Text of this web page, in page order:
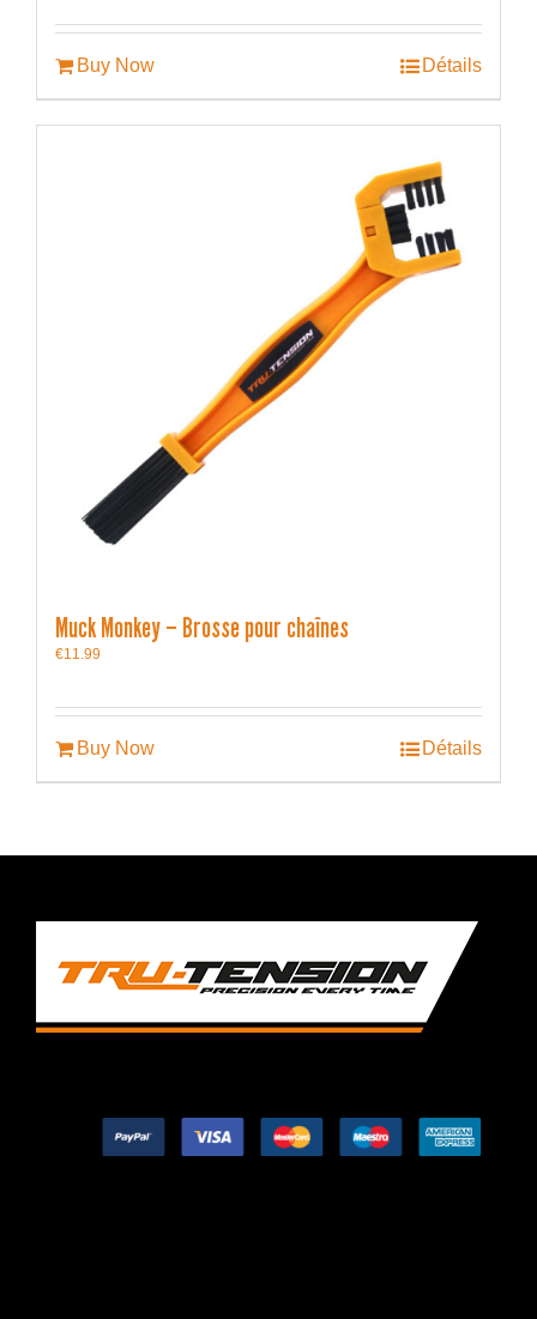
Buy Now Détails
Muck Monkey – Brosse pour chaînes
€11.99
Buy Now Détails